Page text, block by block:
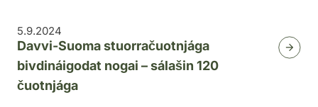
5.9.2024
Davvi-Suoma stuorračuotnjága
bivdináigodat nogai – sálašin 120
čuotnjága